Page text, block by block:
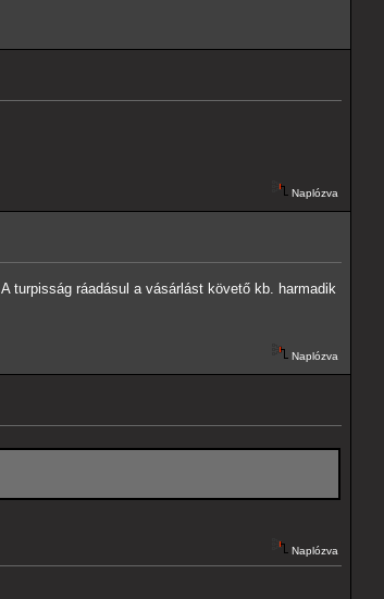
Naplózva
A turpisság ráadásul a vásárlást követő kb. harmadik
Naplózva
Naplózva